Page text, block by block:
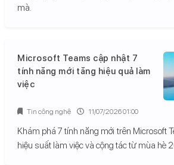
mà.
Microsoft Teams cập nhật 7
tính năng mới tăng hiệu quả làm
việc
Khám phá 7 tính năng mới trên Microsoft
hiệu suất làm việc và cộng tác từ mùa hè
Tin công nghệ 11/07/2026 01:00